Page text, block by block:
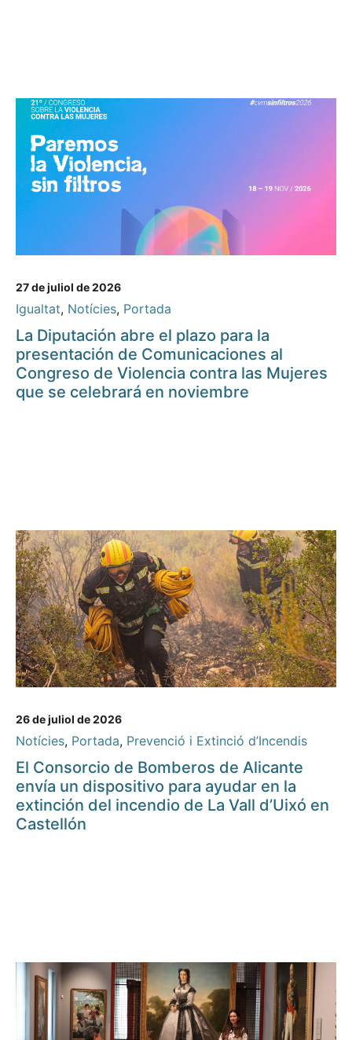
27 de juliol de 2026
Igualtat, Notícies, Portada
La Diputación abre el plazo para la
presentación de Comunicaciones al
Congreso de Violencia contra las Mujeres
que se celebrará en noviembre
26 de juliol de 2026
Notícies, Portada, Prevenció i Extinció d’Incendis
El Consorcio de Bomberos de Alicante
envía un dispositivo para ayudar en la
extinción del incendio de La Vall d’Uixó en
Castellón